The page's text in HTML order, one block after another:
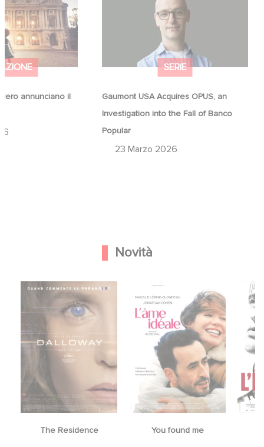
annunciano il
SERIE
Gaumont USA Acquires OPUS, an
Investigation into the Fall of Banco
Popular
23 Marzo 2026
Investigation into the Fall of Banco
Novità
The Residence You found me